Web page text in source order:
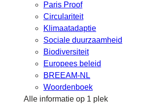
Paris Proof
Circulariteit
Klimaatadaptie
Sociale duurzaamheid
Biodiversiteit
Europees beleid
BREEAM-NL
Woordenboek
Alle informatie op 1 plek